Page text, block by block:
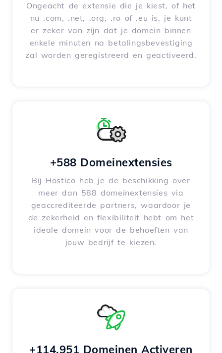
Ongeacht de extensie die je kiest, of het
nu .com, .net, .org, .ro of .eu is, je kunt
er zeker van zijn dat je domein binnen
enkele minuten na betalingsbevestiging
zal worden geregistreerd en geactiveerd.
+588 Domeinextensies
Bij Hostico heb je de beschikking over
meer dan 588 domeinextensies via
geaccrediteerde partners, waardoor je
de zekerheid en flexibiliteit hebt om het
ideale domein voor de behoeften van
jouw bedrijf te kiezen.
+114,951 Domeinen Activeren